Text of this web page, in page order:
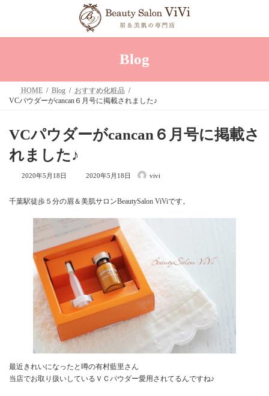
Blog
HOME Blog
おすすめ化粧品
VCパウダーがcancan６月号に掲載されました♪
VCパウダーがcancan６月号に掲載さ
れました♪
2020年5月18日
最
新
日
2020年5月18日 vivi
千葉駅徒歩５分の眉＆美肌サロンBeautySalon ViViです。
最近きれいになったと噂の有村藍里さん
当店でお取り扱いしているＶＣパウダー愛用されてるんですね♪